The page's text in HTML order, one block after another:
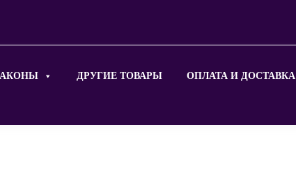
ДРУГИЕ ТОВАРЫ ОПЛАТА И ДОСТАВКА